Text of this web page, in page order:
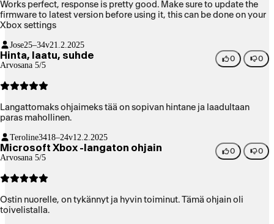
Works perfect, response is pretty good. Make sure to update the
firmware to latest version before using it, this can be done on your
Xbox settings
Jose25–34v21.2.2025
Hinta, laatu, suhde
Arvosana 5/5
0 0
Langattomaks ohjaimeks tää on sopivan hintane ja laadultaan
paras mahollinen.
Teroline3418–24v12.2.2025
Microsoft Xbox -langaton ohjain
Arvosana 5/5
0 0
Ostin nuorelle, on tykännyt ja hyvin toiminut. Tämä ohjain oli
toivelistalla.